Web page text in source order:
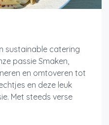
sustainable catering
passie Smaken,
en omtoveren tot
en deze leuk
Met steeds verse